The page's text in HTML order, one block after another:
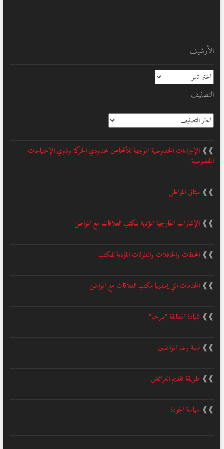
الأرشيف
الأرشيف
التصنيف
التصنيف
❱❱ الإجراءات الخصوصية الموجهة للأشخاص محدودي الحركة وذوي الإحتياجات
الخصوصية
❱❱ ميثاق المواطن
❱❱ الإشارات الخارجية المؤدية لمكتب العلاقات مع المواطن
❱❱ المحطات والحافلات والطرقات المؤدية للمكتب
❱❱ الخدمات التي يسديها مكتب العلاقات مع المواطن
❱❱ شهادة المطابقة "مرحبا"
❱❱ نسبة رضا المواطنين
❱❱ طريقة تقديم العرائض
❱❱ سياسة الجودة